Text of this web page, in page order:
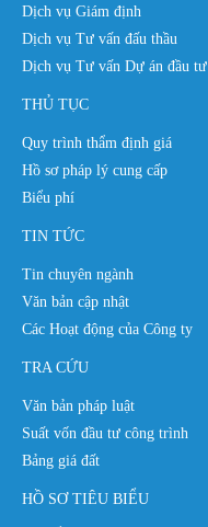
Dịch vụ Giám định
Dịch vụ Tư vấn đấu thầu
Dịch vụ Tư vấn Dự án đầu tư
THỦ TỤC
Quy trình thẩm định giá
Hồ sơ pháp lý cung cấp
Biểu phí
TIN TỨC
Tin chuyên ngành
Văn bản cập nhật
Các Hoạt động của Công ty
TRA CỨU
Văn bản pháp luật
Suất vốn đầu tư công trình
Bảng giá đất
HỒ SƠ TIÊU BIỂU